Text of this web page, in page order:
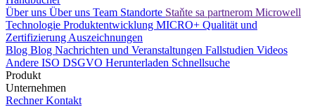
Über uns Über uns Team Standorte Staňte sa partnerom Microwell
Technologie Produktentwicklung MICRO+ Qualität und
Zertifizierung Auszeichnungen
Blog Blog Nachrichten und Veranstaltungen Fallstudien Videos
Andere ISO DSGVO Herunterladen Schnellsuche
Produkt
Unternehmen
Rechner Kontakt